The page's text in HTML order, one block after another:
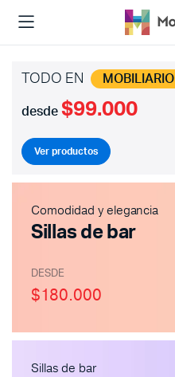
TODO EN MOBILIARIO
desde $99.000
Ver productos
Comodidad y elegancia
Sillas de bar
DESDE
$180.000
Sillas de bar